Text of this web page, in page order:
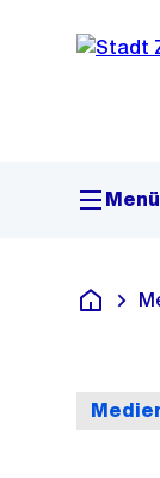
Sprunglink
Menü
Deutsch